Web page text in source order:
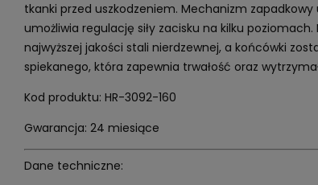
tkanki przed uszkodzeniem. Mechanizm
umożliwia regulację siły zacisku na kilku poziomach.
najwyższej jakości stali nierdzewnej, a końcówki
spiekanego, która zapewnia trwałość oraz
Kod produktu: HR-3092-160
Gwarancja: 24 miesiące
Dane techniczne: